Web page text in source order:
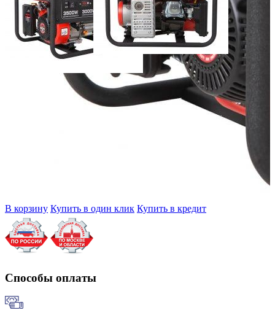
Макс. мощн. тока (кВт):3.5
1
В корзину Купить в один клик Купить в кредит
Способы оплаты